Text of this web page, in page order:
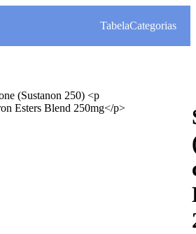
TabelaCategorias